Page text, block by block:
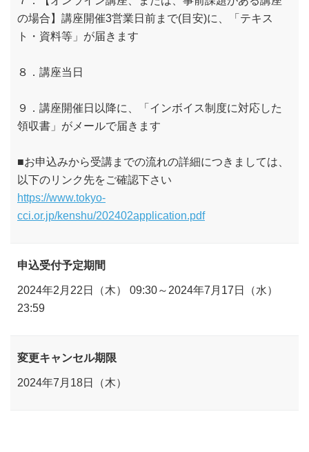
の場合】講座開催3営業日前まで(目安)に、「テキス
ト・資料等」が届きます
８．講座当日
９．講座開催日以降に、「インボイス制度に対応した
領収書」がメールで届きます
■お申込みから受講までの流れの詳細につきましては、
以下のリンク先をご確認下さい
https://www.tokyo-
cci.or.jp/kenshu/202402application.pdf
申込受付予定期間
2024年2月22日（木） 09:30～2024年7月17日（水）
23:59
変更キャンセル期限
2024年7月18日（木）